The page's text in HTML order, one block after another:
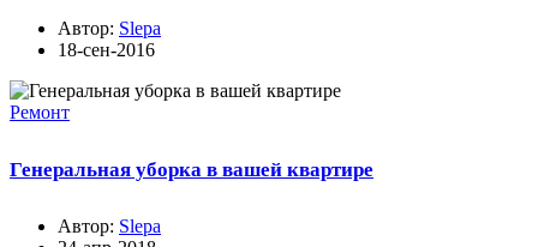
Автор: Slepa
18-сен-2016
Ремонт
Генеральная уборка в вашей квартире
Автор: Slepa